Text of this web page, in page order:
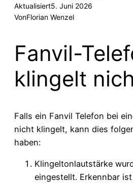
Aktualisiert5. Juni 2026
VonFlorian Wenzel
Fanvil-
klingelt
Falls ein Fanvil Telefon bei
nicht klingelt, kann dies
haben:
Klingeltonlautstärke
eingestellt. Erkennbar